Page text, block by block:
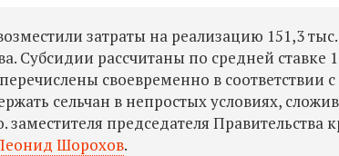
затраты на реализацию 151,3
Субсидии рассчитаны по средней ставке
своевременно в соответствии
сельчан в непростых условиях,
заместителя председателя Правительства
Шорохов.